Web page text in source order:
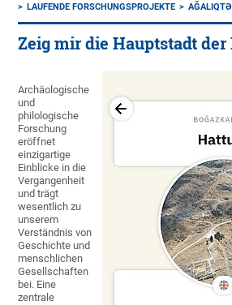
LAUFENDE FORSCHUNGSPROJEKTE
Zeig mir die Hauptstadt
Archäologische
und
philologische
Forschung
eröffnet
einzigartige
Einblicke in die
Vergangenheit
und trägt
wesentlich zu
unserem
Verständnis von
Geschichte und
menschlichen
Gesellschaften
bei. Eine
zentrale